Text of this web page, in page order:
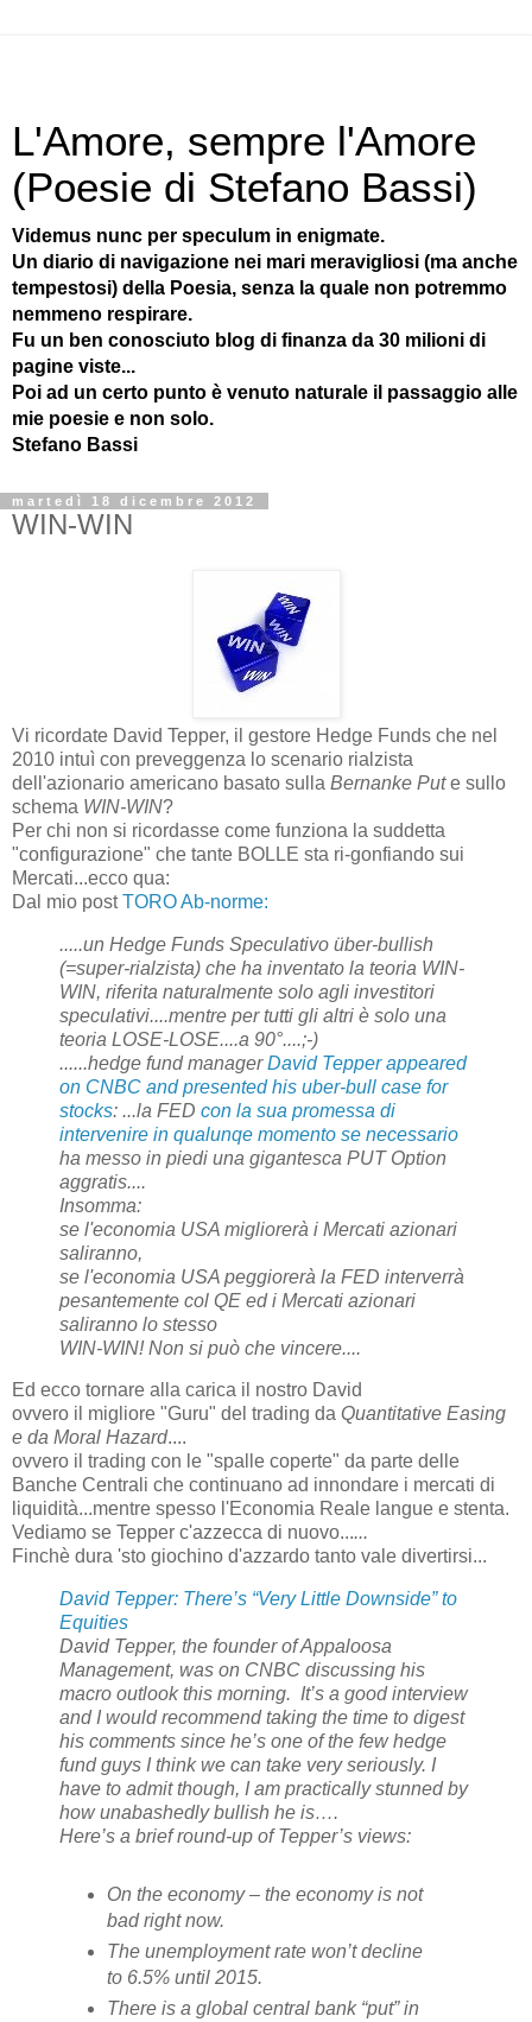
L'Amore, sempre l'Amore
(Poesie di Stefano Bassi)
Videmus nunc per speculum in enigmate.
Un diario di navigazione nei mari meravigliosi (ma anche
tempestosi) della Poesia, senza la quale non potremmo
nemmeno respirare.
Fu un ben conosciuto blog di finanza da 30 milioni di
pagine viste...
Poi ad un certo punto è venuto naturale il passaggio alle
mie poesie e non solo.
Stefano Bassi
martedì 18 dicembre 2012
WIN-WIN
Vi ricordate David Tepper, il gestore Hedge Funds che nel
2010 intuì con preveggenza lo scenario rialzista
dell'azionario americano basato sulla Bernanke Pute sullo
schema WIN-WIN?
Per chi non si ricordasse come funziona la suddetta
"configurazione" che tante BOLLE sta ri-gonfiando sui
Mercati...ecco qua:
Dal mio postTORO Ab-norme:
.....un Hedge Funds Speculativo über-bullish
(=super-rialzista) che ha inventato la teoria WIN-
WIN, riferita naturalmente solo agli investitori
speculativi....mentre per tutti gli altri è solo una
teoria LOSE-LOSE....a 90°....;-)
......hedge fund managerDavid Tepper appeared
on CNBC and presented his uber-bull case for
stocks: ...la FED con la sua promessa di
intervenire in qualunqe momento se necessario
ha messo in piedi una gigantesca PUT Option
aggratis....
Insomma:
se l'economia USA migliorerà i Mercati azionari
saliranno,
se l'economia USA peggiorerà la FED interverrà
pesantemente col QE ed i Mercati azionari
saliranno lo stesso
WIN-WIN! Non si può che vincere....
Ed ecco tornare alla carica il nostro David
ovvero il migliore "Guru" del trading da Quantitative Easing
e da Moral Hazard....
ovvero il trading con le "spalle coperte" da parte delle
Banche Centrali che continuano ad innondare i mercati di
liquidità...mentre spesso l'Economia Reale langue e stenta.
Vediamo se Tepper c'azzecca di nuovo......
Finchè dura 'sto giochino d'azzardo tanto vale divertirsi...
David Tepper: There’s “Very Little Downside” to
Equities
David Tepper, the founder of Appaloosa
Management, was on CNBC discussing his
macro outlook this morning. It’s a good interview
and I would recommend taking the time to digest
his comments since he’s one of the few hedge
fund guys I think we can take very seriously. I
have to admit though, I am practically stunned by
how unabashedly bullish he is….
Here’s a brief round-up of Tepper’s views:
On the economy – the economy is not
bad right now.
The unemployment rate won’t decline
to 6.5% until 2015.
There is a global central bank “put” in